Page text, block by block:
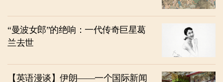
“曼波女郎”的绝响：一代传奇巨星葛
兰去世
【英语漫谈】伊朗——一个国际新闻